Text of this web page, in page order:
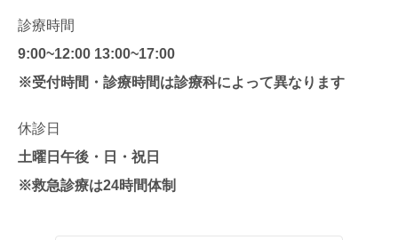
診療時間
9:00~12:00 13:00~17:00
※受付時間・診療時間は診療科によって異なります
休診日
土曜日午後・日・祝日
※救急診療は24時間体制